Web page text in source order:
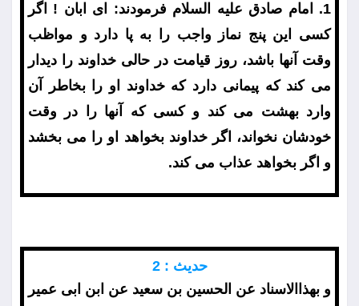
1. امام صادق عليه السلام فرمودند: اى ابان ! اگر
كسى اين پنج نماز واجب را به پا دارد و مواظب
وقت آنها باشد، روز قيامت در حالى خداوند را ديدار
مى كند كه پيمانى دارد كه خداوند او را بخاطر آن
وارد بهشت مى كند و كسى كه آنها را در وقت
خودشان نخواند، اگر خداوند بخواهد او را مى بخشد
و اگر بخواهد عذاب مى كند.
حديث : 2
و بهذاالاسناد عن الحسين بن سعيد عن ابن ابى عمير